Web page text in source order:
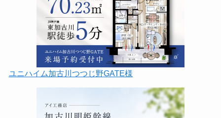
ユニハイム加古川つつじ野GATE様